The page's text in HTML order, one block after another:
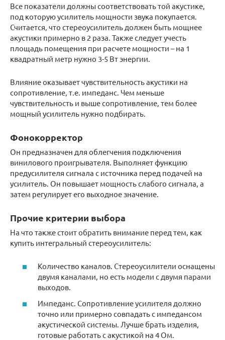
Все показатели должны соответствовать той акустике,
под которую усилитель мощности звука покупается.
Считается, что стереоусилитель должен быть мощнее
акустики примерно в 2 раза. Также следует учесть
площадь помещения при расчете мощности – на 1
квадратный метр нужно 3-5 Вт энергии.
Влияние оказывает чувствительность акустики на
сопротивление, т.е. импеданс. Чем меньше
чувствительность и выше сопротивление, тем более
мощный усилитель нужно подбирать.
Фонокорректор
Он предназначен для облегчения подключения
винилового проигрывателя. Выполняет функцию
предусилителя сигнала с источника перед подачей на
усилитель. Он повышает мощность слабого сигнала, а
затем регулирует его выходное значение.
Прочие критерии выбора
На что также стоит обратить внимание перед тем, как
купить интегральный стереоусилитель:
Количество каналов. Стереоусилители оснащены
двумя каналами, но есть модели с двумя парами
выходов.
Импеданс. Сопротивление усилителя должно
точно или примерно совпадать с импедансом
акустической системы. Лучше брать изделия,
готовые работать с акустикой на 4 Ом.